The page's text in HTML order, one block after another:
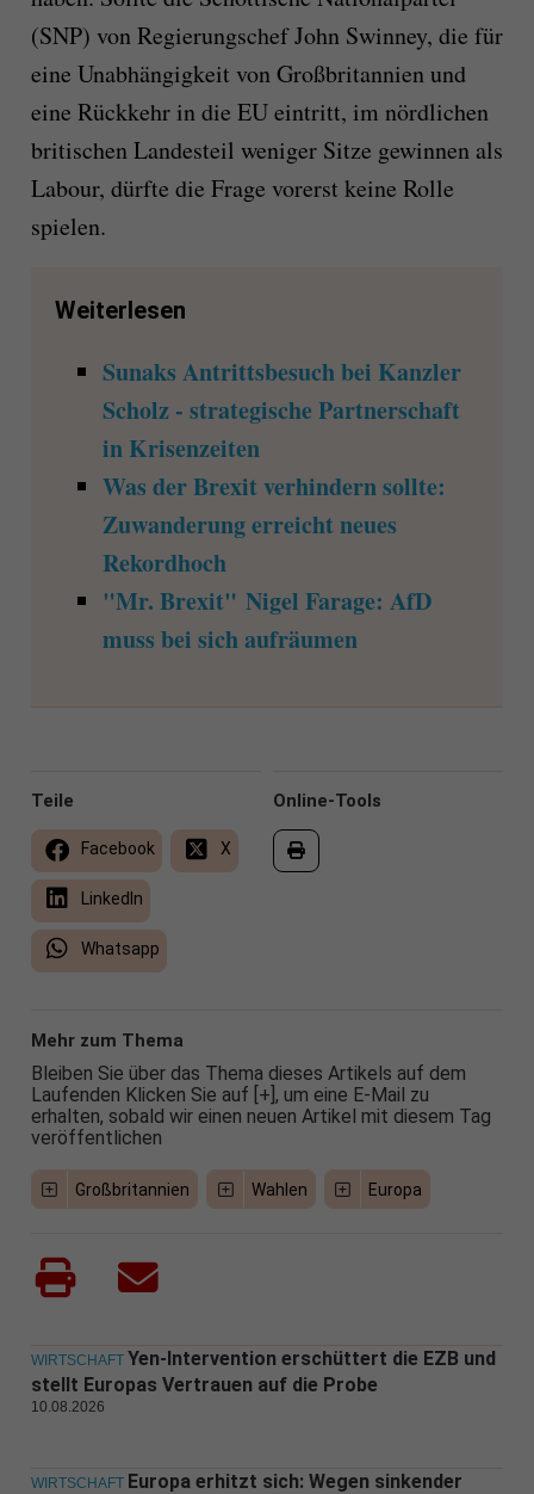
(SNP) von Regierungschef John Swinney, die für
eine Unabhängigkeit von Großbritannien und
eine Rückkehr in die EU eintritt, im nördlichen
britischen Landesteil weniger Sitze gewinnen als
Labour, dürfte die Frage vorerst keine Rolle
spielen.
Weiterlesen
Sunaks Antrittsbesuch bei Kanzler
Scholz - strategische Partnerschaft
in Krisenzeiten
Was der Brexit verhindern sollte:
Zuwanderung erreicht neues
Rekordhoch
"Mr. Brexit" Nigel Farage: AfD
muss bei sich aufräumen
Online-Tools
Teile
Facebook X
LinkedIn
Whatsapp
Mehr zum Thema
Bleiben Sie über das Thema dieses Artikels auf dem
Laufenden Klicken Sie auf [+], um eine E-Mail zu
erhalten, sobald wir einen neuen Artikel mit diesem Tag
veröffentlichen
Großbritannien Wahlen Europa
WIRTSCHAFT Yen-Intervention erschüttert die EZB und
stellt Europas Vertrauen auf die Probe
10.08.2026
WIRTSCHAFT Europa erhitzt sich: Wegen sinkender